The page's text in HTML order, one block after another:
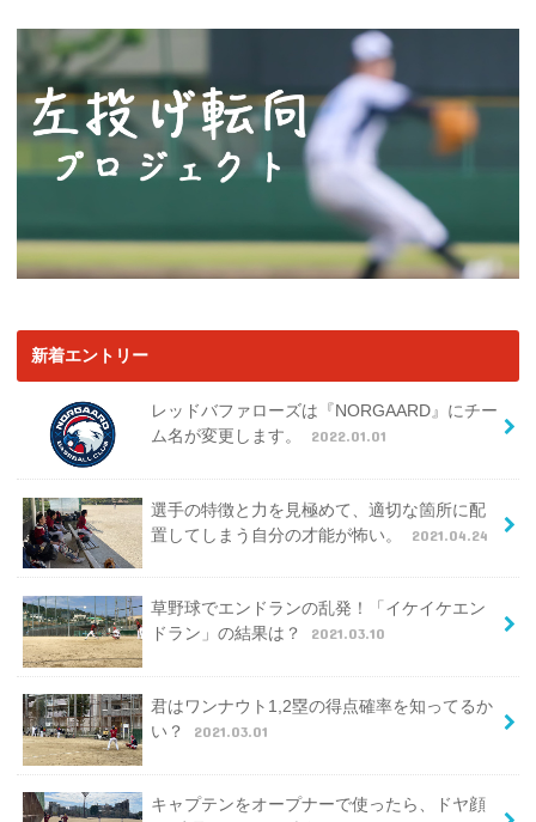
新着エントリー
レッドバファローズは『NORGAARD』にチー
ム名が変更します。
2022.01.01
選手の特徴と力を見極めて、適切な箇所に配
置してしまう自分の才能が怖い。
2021.04.24
草野球でエンドランの乱発！「イケイケエン
ドラン」の結果は？
2021.03.10
君はワンナウト1,2塁の得点確率を知ってるか
い？
2021.03.01
キャプテンをオープナーで使ったら、ドヤ顔